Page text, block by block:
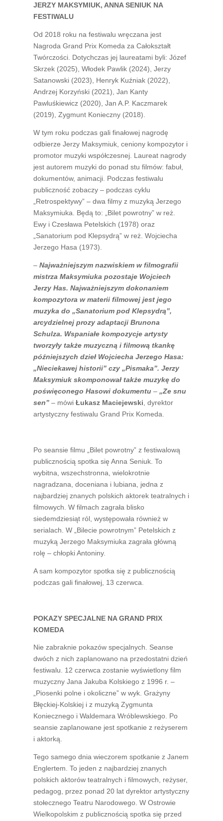
JERZY MAKSYMIUK, ANNA SENIUK NA
FESTIWALU
Od 2018 roku na festiwalu wręczana jest
Nagroda Grand Prix Komeda za Całokształt
Twórczości. Dotychczas jej laureatami byli: Józef
Skrzek (2025), Włodek Pawlik (2024), Jerzy
Satanowski (2023), Henryk Kuźniak (2022),
Andrzej Korzyński (2021), Jan Kanty
Pawluśkiewicz (2020), Jan A.P. Kaczmarek
(2019), Zygmunt Konieczny (2018).
W tym roku podczas gali finałowej nagrodę
odbierze Jerzy Maksymiuk, ceniony kompozytor i
promotor muzyki współczesnej. Laureat nagrody
jest autorem muzyki do ponad stu filmów: fabuł,
dokumentów, animacji. Podczas festiwalu
publiczność zobaczy – podczas cyklu
„Retrospektywy” – dwa filmy z muzyką Jerzego
Maksymiuka. Będą to: „Bilet powrotny” w reż.
Ewy i Czesława Petelskich (1978) oraz
„Sanatorium pod Klepsydrą” w reż. Wojciecha
Jerzego Hasa (1973).
– Najważniejszym nazwiskiem w filmografii
mistrza Maksymiuka pozostaje Wojciech
Jerzy Has. Najważniejszym dokonaniem
kompozytora w materii filmowej jest jego
muzyka do „Sanatorium pod Klepsydrą”,
arcydzielnej prozy adaptacji Brunona
Schulza. Wspaniałe kompozycje artysty
tworzyły także muzyczną i filmową tkankę
późniejszych dzieł Wojciecha Jerzego Hasa:
„Nieciekawej historii” czy „Pismaka”. Jerzy
Maksymiuk skomponował także muzykę do
poświęconego Hasowi dokumentu– „Ze snu
sen”– mówiŁukasz Maciejewski , dyrektor
artystyczny festiwalu Grand Prix Komeda.
Po seansie filmu „Bilet powrotny” z festiwalową
publicznością spotka się Anna Seniuk. To
wybitna, wszechstronna, wielokrotnie
nagradzana, doceniana i lubiana, jedna z
najbardziej znanych polskich aktorek teatralnych i
filmowych. W filmach zagrała blisko
siedemdziesiąt ról, występowała również w
serialach. W „Bilecie powrotnym” Petelskich z
muzyką Jerzego Maksymiuka zagrała główną
rolę – chłopki Antoniny.
A sam kompozytor spotka się z publicznością
podczas gali finałowej, 13 czerwca.
POKAZY SPECJALNE NA GRAND PRIX
KOMEDA
Nie zabraknie pokazów specjalnych. Seanse
dwóch z nich zaplanowano na przedostatni dzień
festiwalu. 12 czerwca zostanie wyświetlony film
muzyczny Jana Jakuba Kolskiego z 1996 r. –
„Piosenki polne i okoliczne” w wyk. Grażyny
Błęckiej-Kolskiej i z muzyką Zygmunta
Koniecznego i Waldemara Wróblewskiego. Po
seansie zaplanowane jest spotkanie z reżyserem
i aktorką.
Tego samego dnia wieczorem spotkanie z Janem
Englertem. To jeden z najbardziej znanych
polskich aktorów teatralnych i filmowych, reżyser,
pedagog, przez ponad 20 lat dyrektor artystyczny
stołecznego Teatru Narodowego. W Ostrowie
Wielkopolskim z publicznością spotka się przed